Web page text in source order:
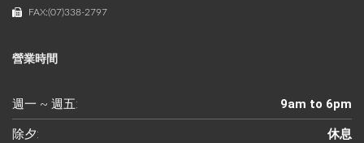
FAX:(07)338-2797
營業時間
週一 ~ 週五: 9am to 6pm
除夕: 休息